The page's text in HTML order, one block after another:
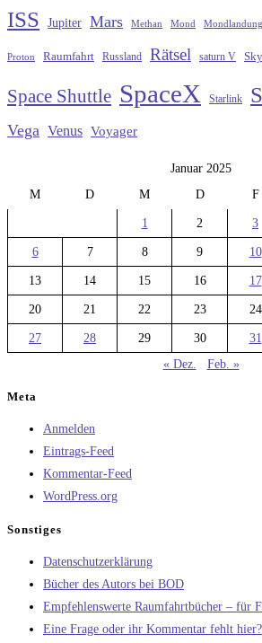
ISS Jupiter Mars Methan Mond Mondlandung
Proton Raumfahrt Russland Rätsel saturn V
Space Shuttle SpaceX Starlink
Vega Venus Voyager
Januar 2025
M
D M D F
1 2 3
6 7 8 9 10
13 14 15 16 17
20 21 22 23 24
27 28 29 30
31
« Dez.
Feb. »
Meta
Anmelden
Eintrags-Feed
Kommentar-Feed
WordPress.org
Sonstiges
Datenschutzerklärung
Bücher des Autors bei BOD
Empfehlenswerte Raumfahrtbücher – für
Eine Frage oder ihr Kommentar fehlt hier?